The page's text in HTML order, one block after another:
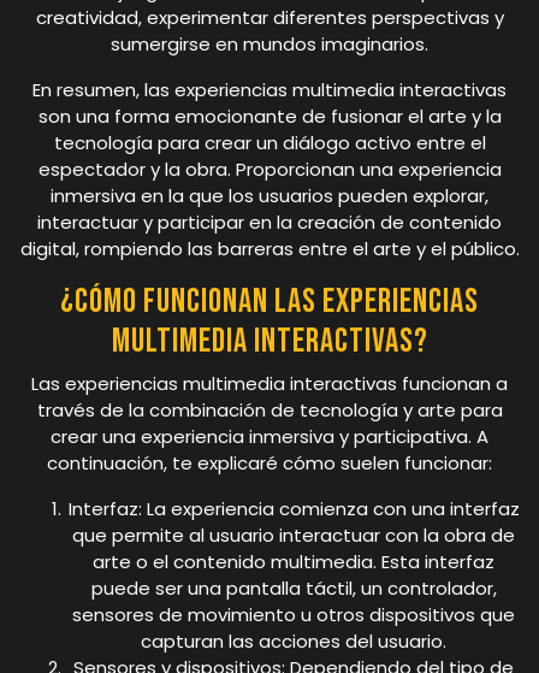
creatividad, experimentar diferentes perspectivas y
sumergirse en mundos imaginarios.
En resumen, las experiencias multimedia interactivas
son una forma emocionante de fusionar el arte y la
tecnología para crear un diálogo activo entre el
espectador y la obra. Proporcionan una experiencia
inmersiva en la que los usuarios pueden explorar,
interactuar y participar en la creación de contenido
digital, rompiendo las barreras entre el arte y el público.
¿Cómo funcionan las experiencias
multimedia interactivas?
Las experiencias multimedia interactivas funcionan a
través de la combinación de tecnología y arte para
crear una experiencia inmersiva y participativa. A
continuación, te explicaré cómo suelen funcionar:
Interfaz: La experiencia comienza con una interfaz
que permite al usuario interactuar con la obra de
arte o el contenido multimedia. Esta interfaz
puede ser una pantalla táctil, un controlador,
sensores de movimiento u otros dispositivos que
capturan las acciones del usuario.
Sensores y dispositivos: Dependiendo del tipo de